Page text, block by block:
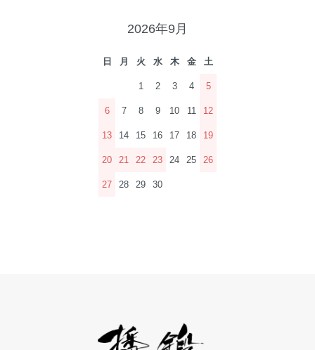
2026年9月
日 月 火 水 木 金 土
1 2 3 4 5
6 7 8 9 10 11 12
13 14 15 16 17 18 19
20 21 22 23 24 25 26
27 28 29 30